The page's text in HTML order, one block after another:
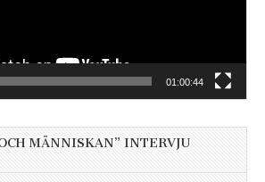
01:00:44
MÄNNISKAN” INTERVJU